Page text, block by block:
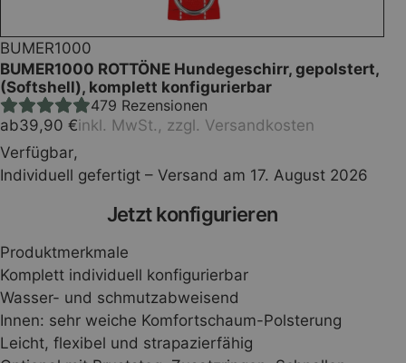
BUMER1000
BUMER1000 ROTTÖNE Hundegeschirr, gepolstert,
(Softshell), komplett konfigurierbar
479 Rezensionen
ab39,90 €inkl. MwSt., zzgl. Versandkosten
Verfügbar,
Individuell gefertigt – Versand am 17. August 2026
the
Configure
button
Jetzt konfigurieren
Produktmerkmale
Komplett individuell konfigurierbar
Wasser- und schmutzabweisend
Innen: sehr weiche Komfortschaum-Polsterung
Leicht, flexibel und strapazierfähig